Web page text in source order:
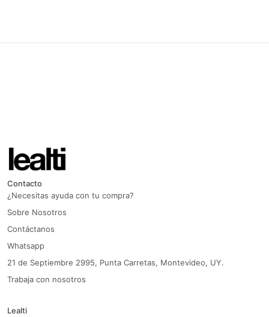
Contacto
¿Necesitas ayuda con tu compra?
Sobre Nosotros
Contáctanos
Whatsapp
21 de Septiembre 2995, Punta Carretas, Montevideo, UY.
Trabaja con nosotros
Lealti